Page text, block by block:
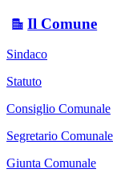
Il Comune
Sindaco
Statuto
Consiglio Comunale
Segretario Comunale
Giunta Comunale